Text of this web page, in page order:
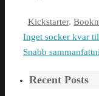
Kickstarter.
Inget socker kvar
Snabb
Recent Posts